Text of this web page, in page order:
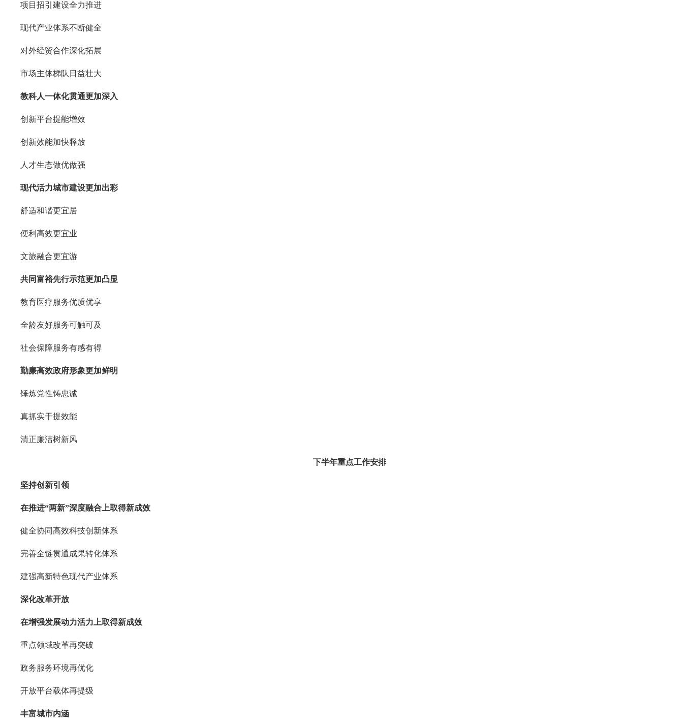
项目招引建设全力推进
现代产业体系不断健全
对外经贸合作深化拓展
市场主体梯队日益壮大
教科人一体化贯通更加深入
创新平台提能增效
创新效能加快释放
人才生态做优做强
现代活力城市建设更加出彩
舒适和谐更宜居
便利高效更宜业
文旅融合更宜游
共同富裕先行示范更加凸显
教育医疗服务优质优享
全龄友好服务可触可及
社会保障服务有感有得
勤廉高效政府形象更加鲜明
锤炼党性铸忠诚
真抓实干提效能
清正廉洁树新风
下半年重点工作安排
坚持创新引领
在推进“两新”深度融合上取得新成效
健全协同高效科技创新体系
完善全链贯通成果转化体系
建强高新特色现代产业体系
深化改革开放
在增强发展动力活力上取得新成效
重点领域改革再突破
政务服务环境再优化
开放平台载体再提级
丰富城市内涵